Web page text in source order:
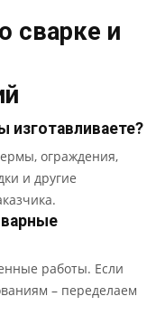
сварке и
изготавливаете?
ограждения,
и другие
работы. Если
– переделаем